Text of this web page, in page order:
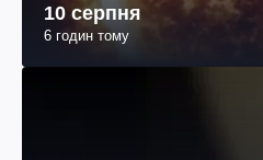
10 серпня
6 годин тому